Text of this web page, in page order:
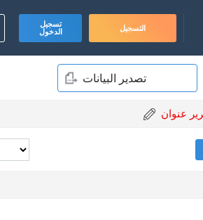
تسجيل
الدخول
التسجيل
تصدير البيانات